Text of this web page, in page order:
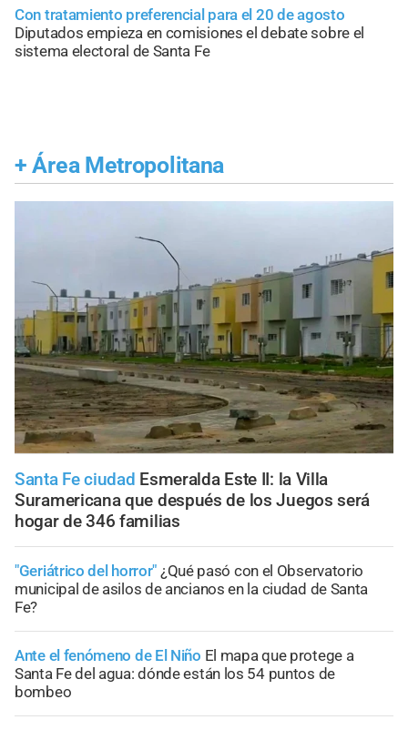
Con tratamiento preferencial para el 20 de agosto
Diputados empieza en comisiones el debate sobre el
sistema electoral de Santa Fe
+ Área Metropolitana
Santa Fe ciudad Esmeralda Este II: la Villa
Suramericana que después de los Juegos será
hogar de 346 familias
"Geriátrico del horror" ¿Qué pasó con el Observatorio
municipal de asilos de ancianos en la ciudad de Santa
Fe?
Ante el fenómeno de El Niño El mapa que protege a
Santa Fe del agua: dónde están los 54 puntos de
bombeo